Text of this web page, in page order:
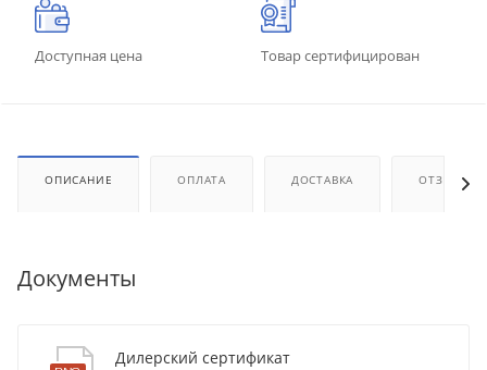
Доступная цена Товар сертифицирован
ОПИСАНИЕ ОПЛАТА ДОСТАВКА ОТЗЫВЫ
Документы
Дилерский сертификат